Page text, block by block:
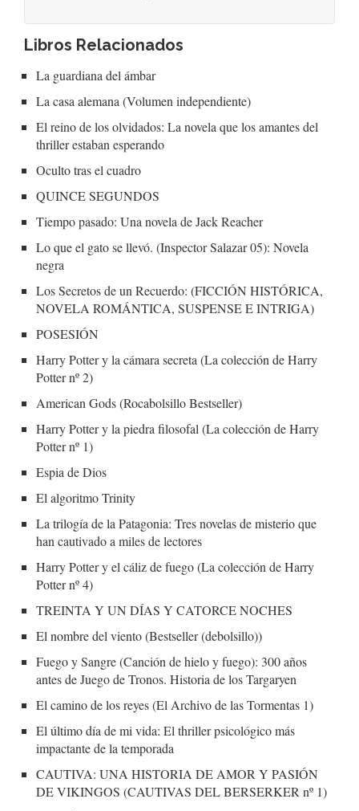
Libros Relacionados
La guardiana del ámbar
La casa alemana (Volumen independiente)
El reino de los olvidados: La novela que los amantes del
thriller estaban esperando
Oculto tras el cuadro
QUINCE SEGUNDOS
Tiempo pasado: Una novela de Jack Reacher
Lo que el gato se llevó. (Inspector Salazar 05): Novela
negra
Los Secretos de un Recuerdo: (FICCIÓN HISTÓRICA,
NOVELA ROMÁNTICA, SUSPENSE E INTRIGA)
POSESIÓN
Harry Potter y la cámara secreta (La colección de Harry
Potter nº 2)
American Gods (Rocabolsillo Bestseller)
Harry Potter y la piedra filosofal (La colección de Harry
Potter nº 1)
Espia de Dios
El algoritmo Trinity
La trilogía de la Patagonia: Tres novelas de misterio que
han cautivado a miles de lectores
Harry Potter y el cáliz de fuego (La colección de Harry
Potter nº 4)
TREINTA Y UN DÍAS Y CATORCE NOCHES
El nombre del viento (Bestseller (debolsillo))
Fuego y Sangre (Canción de hielo y fuego): 300 años
antes de Juego de Tronos. Historia de los Targaryen
El camino de los reyes (El Archivo de las Tormentas 1)
El último día de mi vida: El thriller psicológico más
impactante de la temporada
CAUTIVA: UNA HISTORIA DE AMOR Y PASIÓN
DE VIKINGOS (CAUTIVAS DEL BERSERKER nº 1)